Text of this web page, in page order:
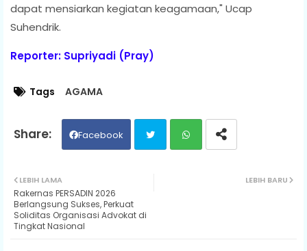
dapat mensiarkan kegiatan keagamaan," Ucap
Suhendrik.
Reporter: Supriyadi (Pray)
Tags AGAMA
Facebook
LEBIH BARU
LEBIH LAMA
Rakernas PERSADIN 2026
Berlangsung Sukses, Perkuat
Soliditas Organisasi Advokat di
Tingkat Nasional